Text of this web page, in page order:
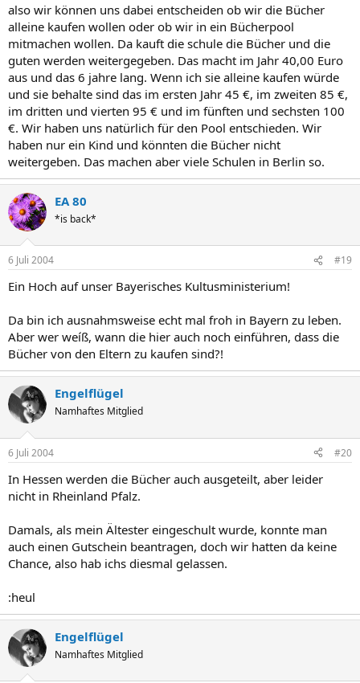
also wir können uns dabei entscheiden ob wir die Bücher
alleine kaufen wollen oder ob wir in ein Bücherpool
mitmachen wollen. Da kauft die schule die Bücher und die
guten werden weitergegeben. Das macht im Jahr 40,00 Euro
aus und das 6 jahre lang. Wenn ich sie alleine kaufen würde
und sie behalte sind das im ersten Jahr 45 €, im zweiten 85 €,
im dritten und vierten 95 € und im fünften und sechsten 100
€. Wir haben uns natürlich für den Pool entschieden. Wir
haben nur ein Kind und könnten die Bücher nicht
weitergeben. Das machen aber viele Schulen in Berlin so.
EA 80
*is back*
6 Juli 2004 #19
Ein Hoch auf unser Bayerisches Kultusministerium!
Da bin ich ausnahmsweise echt mal froh in Bayern zu leben.
Aber wer weíß, wann die hier auch noch einführen, dass die
Bücher von den Eltern zu kaufen sind?!
Engelflügel
Namhaftes Mitglied
6 Juli 2004 #20
In Hessen werden die Bücher auch ausgeteilt, aber leider
nicht in Rheinland Pfalz.
Damals, als mein Ältester eingeschult wurde, konnte man
auch einen Gutschein beantragen, doch wir hatten da keine
Chance, also hab ichs diesmal gelassen.
:heul
Engelflügel
Namhaftes Mitglied